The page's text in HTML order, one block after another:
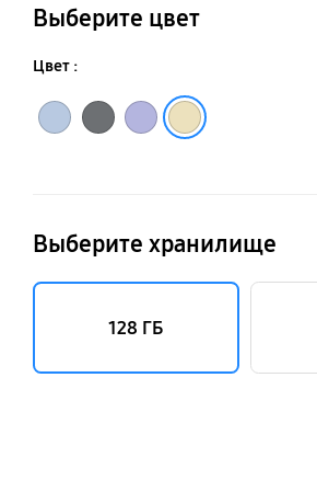
Выберите цвет
Цвет :
Выберите хранилище
128 ГБ